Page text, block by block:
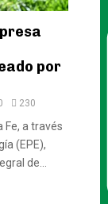
por
230
Fe, a través
(EPE),
de...